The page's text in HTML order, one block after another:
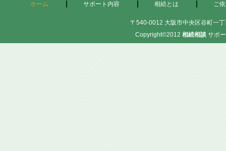
ホーム サポート内容 相続とは ご
〒540-0012 大阪市中央区谷町一
Copyright©2012 相続相談 サポ